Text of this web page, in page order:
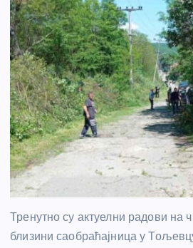
Тренутно су актуелни радови
близини саобраћајница у